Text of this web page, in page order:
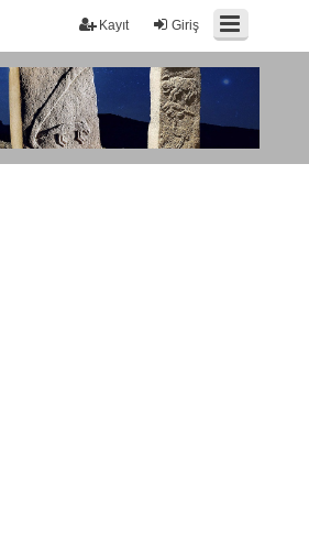
Giriş
Kayıt